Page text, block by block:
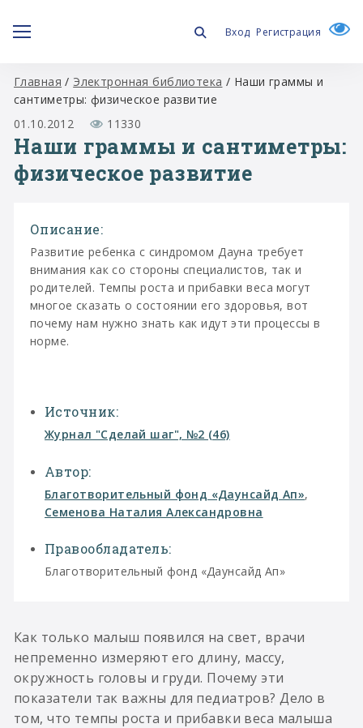
Вход Регистрация
Главная / Электронная библиотека / Наши граммы и
сантиметры: физическое развитие
01.10.2012
11330
Наши граммы и сантиметры:
физическое развитие
Описание:
Развитие ребенка с синдромом Дауна требует
внимания как со стороны специалистов, так и
родителей. Темпы роста и прибавки веса могут
многое сказать о состоянии его здоровья, вот
почему нам нужно знать как идут эти процессы в
норме.
Источник:
Журнал "Сделай шаг", №2 (46)
Автор:
Благотворительный фонд «Даунсайд Ап»,
Семенова Наталия Александровна
Правообладатель:
Благотворительный фонд «Даунсайд Ап»
Как только малыш появился на свет, врачи
непременно измеряют его длину, массу,
окружность головы и груди. Почему эти
показатели так важны для педиатров? Дело в
том, что темпы роста и прибавки веса малыша